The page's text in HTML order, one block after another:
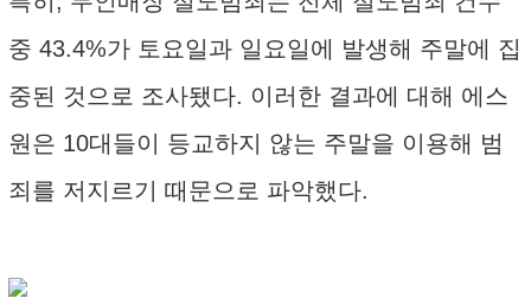
중 43.4%가 토요일과 일요일에 발생해 주말에 집
중된 것으로 조사됐다. 이러한 결과에 대해 에스
원은 10대들이 등교하지 않는 주말을 이용해 범
죄를 저지르기 때문으로 파악했다.